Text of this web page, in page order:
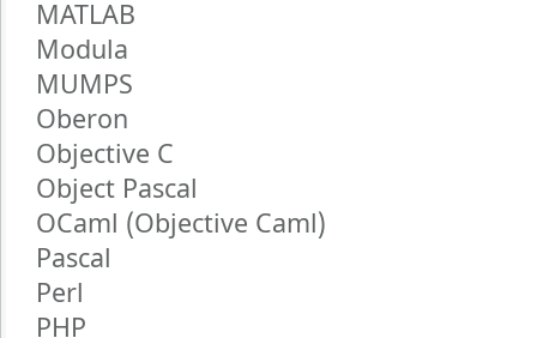
MATLAB
Modula
MUMPS
Oberon
Objective C
Object Pascal
OCaml (Objective Caml)
Pascal
Perl
PHP